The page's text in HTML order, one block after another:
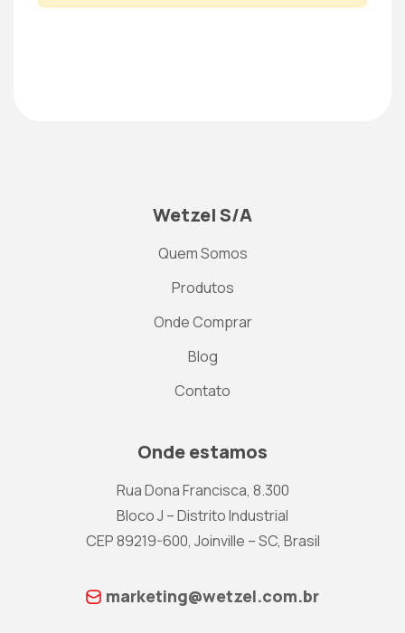
Wetzel S/A
Quem Somos
Produtos
Onde Comprar
Blog
Contato
Onde estamos
Rua Dona Francisca, 8.300
Bloco J – Distrito Industrial
CEP 89219-600, Joinville – SC, Brasil
marketing@wetzel.com.br